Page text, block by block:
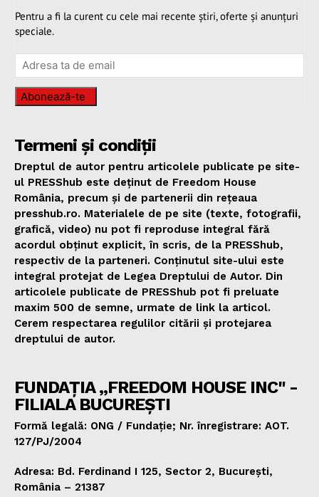
Pentru a fi la curent cu cele mai recente știri, oferte și anunțuri
speciale.
Abonează-te
Termeni și condiții
Dreptul de autor pentru articolele publicate pe site-
ul PRESShub este deținut de Freedom House
România, precum și de partenerii din rețeaua
presshub.ro. Materialele de pe site (texte, fotografii,
grafică, video) nu pot fi reproduse integral fără
acordul obținut explicit, în scris, de la PRESShub,
respectiv de la parteneri. Conținutul site-ului este
integral protejat de Legea Dreptului de Autor. Din
articolele publicate de PRESShub pot fi preluate
maxim 500 de semne, urmate de link la articol.
Cerem respectarea regulilor citării și protejarea
dreptului de autor.
FUNDAȚIA „FREEDOM HOUSE INC" -
FILIALA BUCUREȘTI
Formă legală: ONG / Fundație; Nr. înregistrare: AOT.
127/PJ/2004
Adresa: Bd. Ferdinand I 125, Sector 2, București,
România – 21387